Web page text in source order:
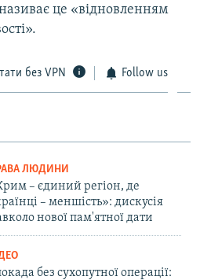
це «відновленням
без VPN Follow us
ЛЮДИНИ
– єдиний регіон, де
– меншість»: дискусія
нової пам'ятної дати
без сухопутної операції: